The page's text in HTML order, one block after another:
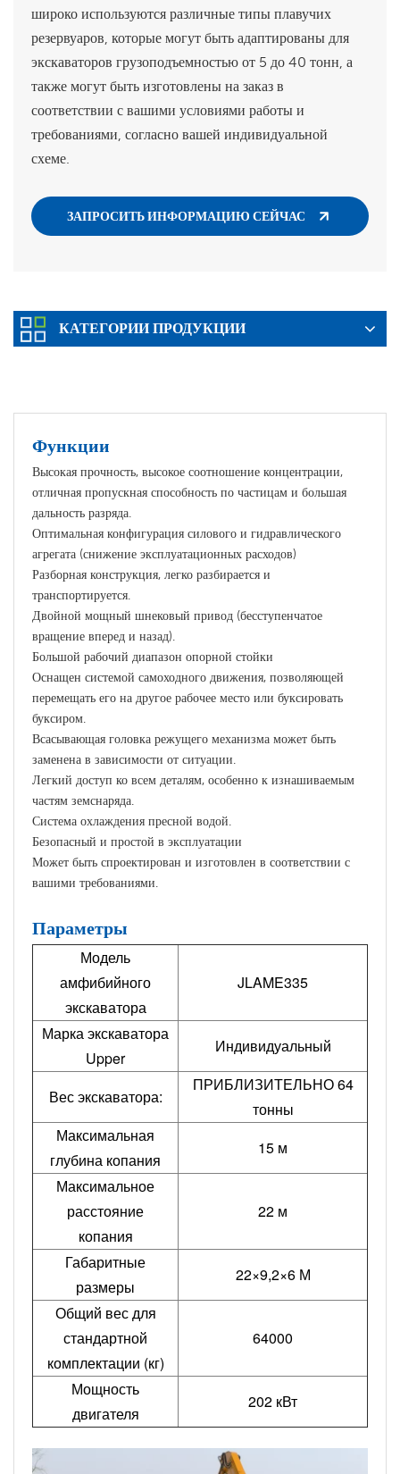
широко используются различные типы плавучих
резервуаров, которые могут быть адаптированы для
экскаваторов грузоподъемностью от 5 до 40 тонн, а
также могут быть изготовлены на заказ в
соответствии с вашими условиями работы и
требованиями, согласно вашей индивидуальной
схеме.
ЗАПРОСИТЬ ИНФОРМАЦИЮ СЕЙЧАС
КАТЕГОРИИ ПРОДУКЦИИ
Функции
Высокая прочность, высокое соотношение концентрации,
отличная пропускная способность по частицам и большая
дальность разряда.
Оптимальная конфигурация силового и гидравлического
агрегата (снижение эксплуатационных расходов)
Разборная конструкция, легко разбирается и
транспортируется.
Двойной мощный шнековый привод (бесступенчатое
вращение вперед и назад).
Большой рабочий диапазон опорной стойки
Оснащен системой самоходного движения, позволяющей
перемещать его на другое рабочее место или буксировать
буксиром.
Всасывающая головка режущего механизма может быть
заменена в зависимости от ситуации.
Легкий доступ ко всем деталям, особенно к изнашиваемым
частям земснаряда.
Система охлаждения пресной водой.
Безопасный и простой в эксплуатации
Может быть спроектирован и изготовлен в соответствии с
вашими требованиями.
Параметры
Модель
амфибийного
экскаватора
JLAME335
Марка экскаватора
Upper
Индивидуальный
Вес экскаватора:
ПРИБЛИЗИТЕЛЬНО 64
тонны
Максимальная
глубина копания
15 м
Максимальное
расстояние
копания
22 м
Габаритные
размеры
22×9,2×6 М
Общий вес для
стандартной
комплектации (кг)
64000
Мощность
двигателя
202 кВт